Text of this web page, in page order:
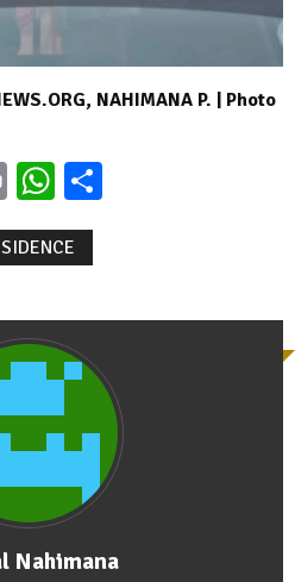
NAHIMANA P. | Photo
PrintWhatsApp
Nahimana